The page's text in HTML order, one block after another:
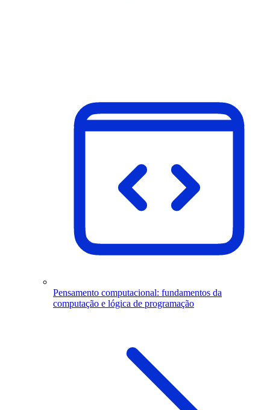
Pensamento computacional: fundamentos da
computação e lógica de programação